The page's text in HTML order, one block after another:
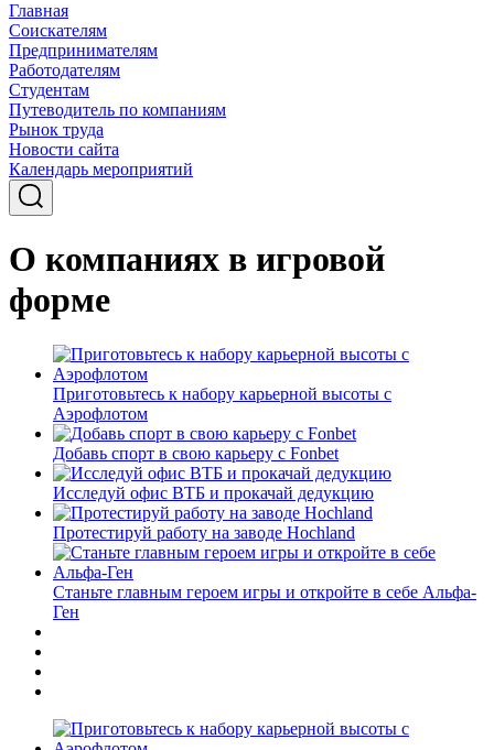
Главная
Соискателям
Предпринимателям
Работодателям
Студентам
Путеводитель по компаниям
Рынок труда
Новости сайта
Календарь мероприятий
О компаниях в игровой
форме
Приготовьтесь к набору карьерной высоты с
Аэрофлотом
Добавь спорт в свою карьеру с Fonbet
Исследуй офис ВТБ и прокачай дедукцию
Протестируй работу на заводе Hochland
Станьте главным героем игры и откройте в себе Альфа-
Ген